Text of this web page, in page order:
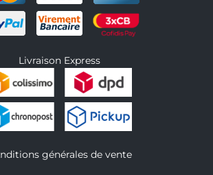
Livraison Express
générales de vente